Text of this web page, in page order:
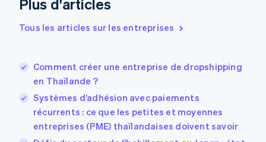
Plus d'articles
Tous les articles sur les entreprises
Comment créer une entreprise de dropshipping
en Thaïlande ?
Systèmes d’adhésion avec paiements
récurrents : ce que les petites et moyennes
entreprises (PME) thaïlandaises doivent savoir
Español English
English
Finlande
EnglishSvenska
Français English
Gibraltar
English
Grèce